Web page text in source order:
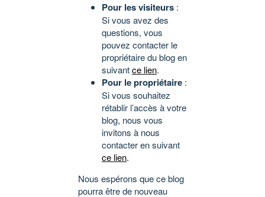
Pour les visiteurs :
Si vous avez des
questions, vous
pouvez contacter le
propriétaire du blog en
suivantce lien.
Pour le propriétaire :
Si vous souhaitez
rétablir l’accès à votre
blog, nous vous
invitons à nous
contacter en suivant
ce lien.
Nous espérons que ce blog
pourra être de nouveau